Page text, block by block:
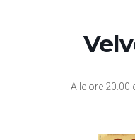
Alle ore 20.00